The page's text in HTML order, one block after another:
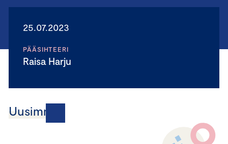
25.07.2023
PÄÄSIHTEERI
Raisa Harju
Uusimmat